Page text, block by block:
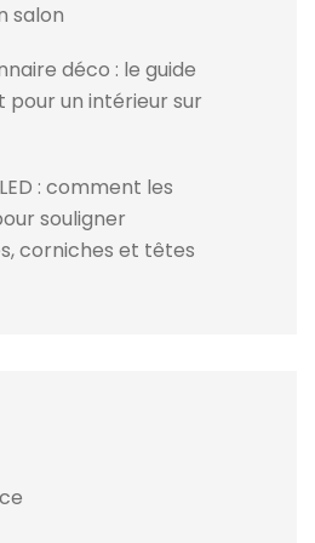
salon
déco : le guide
un intérieur sur
: comment les
souligner
corniches et têtes